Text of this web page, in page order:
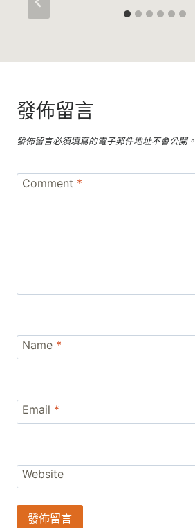
發佈留言
發佈留言必須填寫的電子郵件地址不會公開。
Comment *
Name *
Email *
Website